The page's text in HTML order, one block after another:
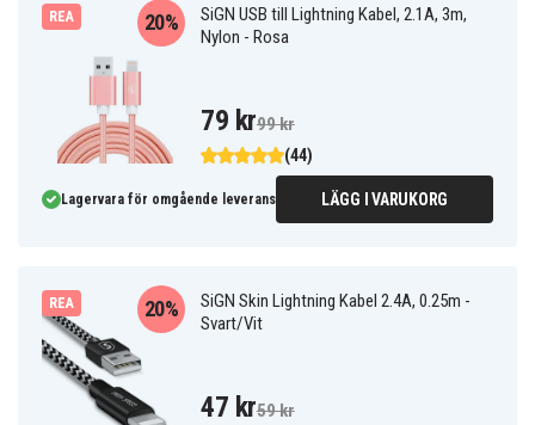
REA
SiGN USB till Lightning Kabel, 2.1A, 3m,
Nylon - Rosa
(44)
20%
79 kr99 kr
Lagervara för omgående leverans LÄGG I VARUKORG
REA
SiGN Skin Lightning Kabel 2.4A, 0.25m -
Svart/Vit
20%
47 kr59 kr